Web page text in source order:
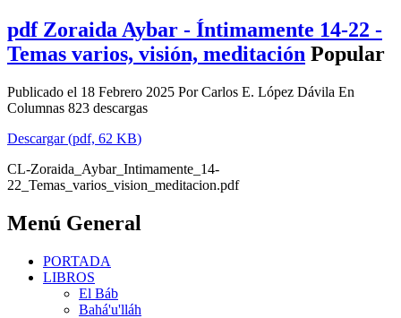
pdf Zoraida Aybar - Íntimamente 14-22 -
Temas varios, visión, meditación Popular
Publicado el 18 Febrero 2025 PorCarlos E. López Dávila En
Columnas 823 descargas
Descargar(pdf, 62 KB)
CL-Zoraida_Aybar_Intimamente_14-
22_Temas_varios_vision_meditacion.pdf
Menú General
PORTADA
LIBROS
El Báb
Bahá'u'lláh